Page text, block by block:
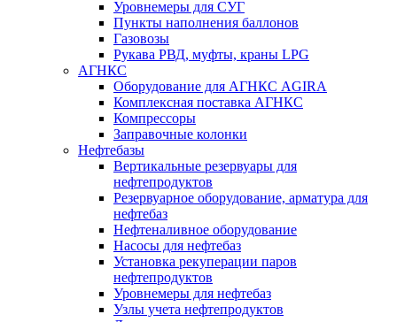
Уровнемеры для СУГ
Пункты наполнения баллонов
Газовозы
Рукава РВД, муфты, краны LPG
АГНКС
Оборудование для АГНКС AGIRA
Комплексная поставка АГНКС
Компрессоры
Заправочные колонки
Нефтебазы
Вертикальные резервуары для
нефтепродуктов
Резервуарное оборудование, арматура для
нефтебаз
Нефтеналивное оборудование
Насосы для нефтебаз
Установка рекуперации паров
нефтепродуктов
Уровнемеры для нефтебаз
Узлы учета нефтепродуктов